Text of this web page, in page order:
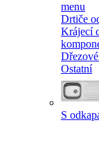
menu
Drtiče
Krájecí
Ostatní
S